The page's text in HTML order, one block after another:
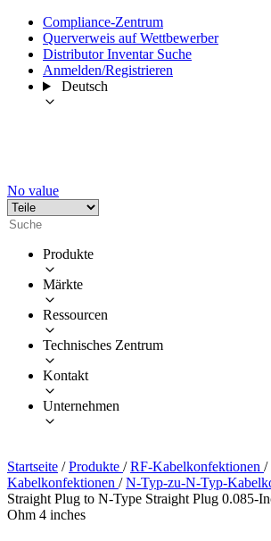
Compliance-Zentrum
Querverweis auf Wettbewerber
Distributor Inventar Suche
Anmelden/Registrieren
Deutsch
No value
Produkte
Märkte
Ressourcen
Technisches Zentrum
Kontakt
Unternehmen
Startseite / Produkte / RF-Kabelkonfektionen /
Kabelkonfektionen / N-Typ-zu-N-Typ-
Straight Plug to N-Type Straight Plug 0.085-
Ohm 4 inches